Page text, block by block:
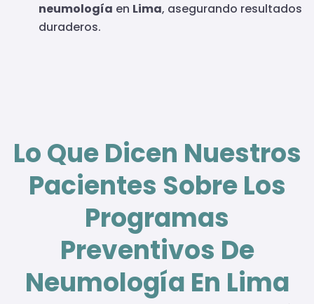
neumología en Lima, asegurando resultados
duraderos.
Lo Que Dicen Nuestros
Pacientes Sobre Los
Programas
Preventivos De
Neumología En Lima